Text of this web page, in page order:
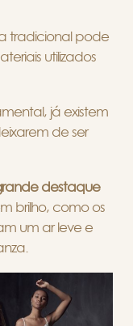
tradicional pode
utilizados
já existem
de ser
destaque
brilho, como os
um ar leve e